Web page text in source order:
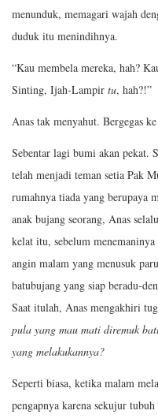
menunduk, memagari wajah
duduk itu menindihnya.
“Kau membela mereka, hah?
Sinting, Ijah-Lampir tu, hah?!”
Anas tak menyahut. Bergegas
Sebentar lagi bumi akan pekat.
telah menjadi teman setia Pak
rumahnya tiada yang berupaya
anak bujang seorang, Anas
kelat itu, sebelum
angin malam yang menusuk
batubujang yang siap beradu-
Saat itulah, Anas mengakhiri
pula yang mau mati diremuk
yang melakukannya?
Seperti biasa, ketika malam
pengapnya karena sekujur